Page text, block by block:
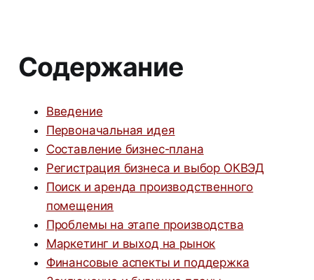
Содержание
Введение
Первоначальная идея
Составление бизнес-плана
Регистрация бизнеса и выбор ОКВЭД
Поиск и аренда производственного
помещения
Проблемы на этапе производства
Маркетинг и выход на рынок
Финансовые аспекты и поддержка